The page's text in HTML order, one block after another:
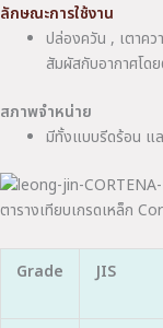
ลักษณะการใช้งาน
ปล่องควัน , เตาคว
สัมผัสกับอากาศโด
สภาพจำหน่าย
มีทั้งแบบรีดร้อน แ
ตารางเทียบเกรดเหล็ก
Grade JIS